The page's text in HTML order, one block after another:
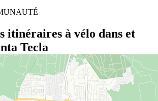
itinéraires à vélo dans et
Tecla